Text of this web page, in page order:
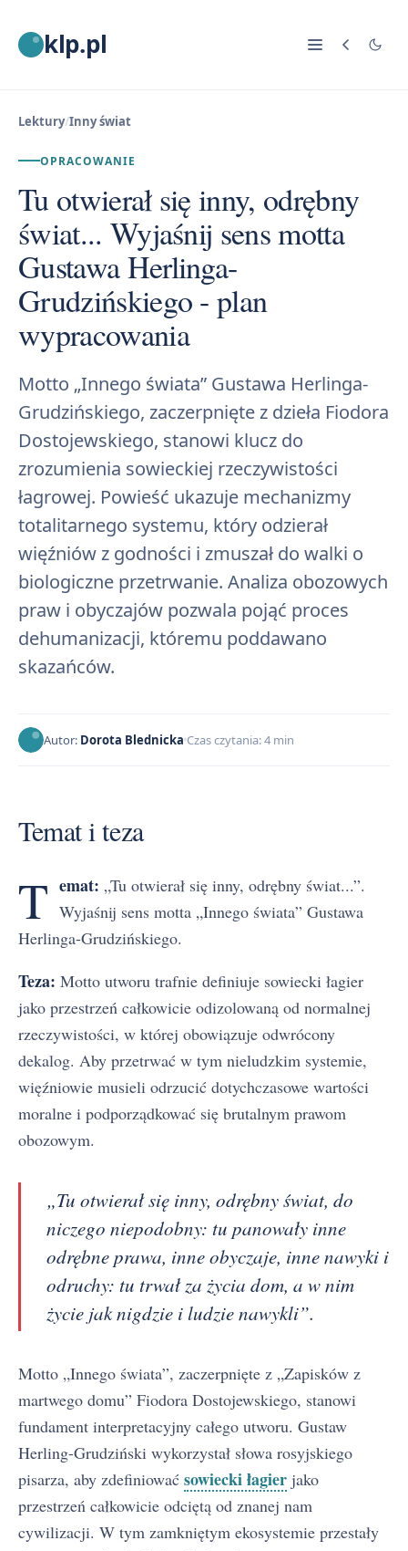
klp.pl
Lektury/Inny świat
OPRACOWANIE
Tu otwierał się inny, odrębny
świat... Wyjaśnij sens motta
Gustawa Herlinga-
Grudzińskiego - plan
wypracowania
Motto „Innego świata” Gustawa Herlinga-
Grudzińskiego, zaczerpnięte z dzieła Fiodora
Dostojewskiego, stanowi klucz do
zrozumienia sowieckiej rzeczywistości
łagrowej. Powieść ukazuje mechanizmy
totalitarnego systemu, który odzierał
więźniów z godności i zmuszał do walki o
biologiczne przetrwanie. Analiza obozowych
praw i obyczajów pozwala pojąć proces
dehumanizacji, któremu poddawano
skazańców.
Autor: Dorota Blednicka Czas czytania: 4 min
Temat i teza
T emat: „Tu otwierał się inny, odrębny świat...”.
Wyjaśnij sens motta „Innego świata” Gustawa
Herlinga-Grudzińskiego.
Teza: Motto utworu trafnie definiuje sowiecki łagier
jako przestrzeń całkowicie odizolowaną od normalnej
rzeczywistości, w której obowiązuje odwrócony
dekalog. Aby przetrwać w tym nieludzkim systemie,
więźniowie musieli odrzucić dotychczasowe wartości
moralne i podporządkować się brutalnym prawom
obozowym.
„Tu otwierał się inny, odrębny świat, do
niczego niepodobny: tu panowały inne
odrębne prawa, inne obyczaje, inne nawyki i
odruchy: tu trwał za życia dom, a w nim
życie jak nigdzie i ludzie nawykli”.
Motto „Innego świata”, zaczerpnięte z „Zapisków z
martwego domu” Fiodora Dostojewskiego, stanowi
fundament interpretacyjny całego utworu. Gustaw
Herling-Grudziński wykorzystał słowa rosyjskiego
pisarza, aby zdefiniować sowiecki łagier jako
przestrzeń całkowicie odciętą od znanej nam
cywilizacji. W tym zamkniętym ekosystemie przestały